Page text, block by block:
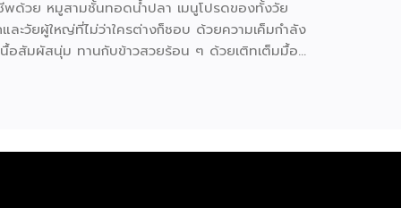
พด้วย หมูสามชั้นทอดน้ำปลา เมนูโปรดของทั้งวัย
และวัยผู้ใหญ่ที่ไม่ว่าใครต่างก็ชอบ ด้วยความเค็มกำลัง
อสัมผัสนุ่ม ทานกับข้าวสวยร้อน ๆ ด้วยเติทเต็มมื้อ
ามเปียก 300 ก. 45 บาท น้ำตาลทราย 3 กก. 69